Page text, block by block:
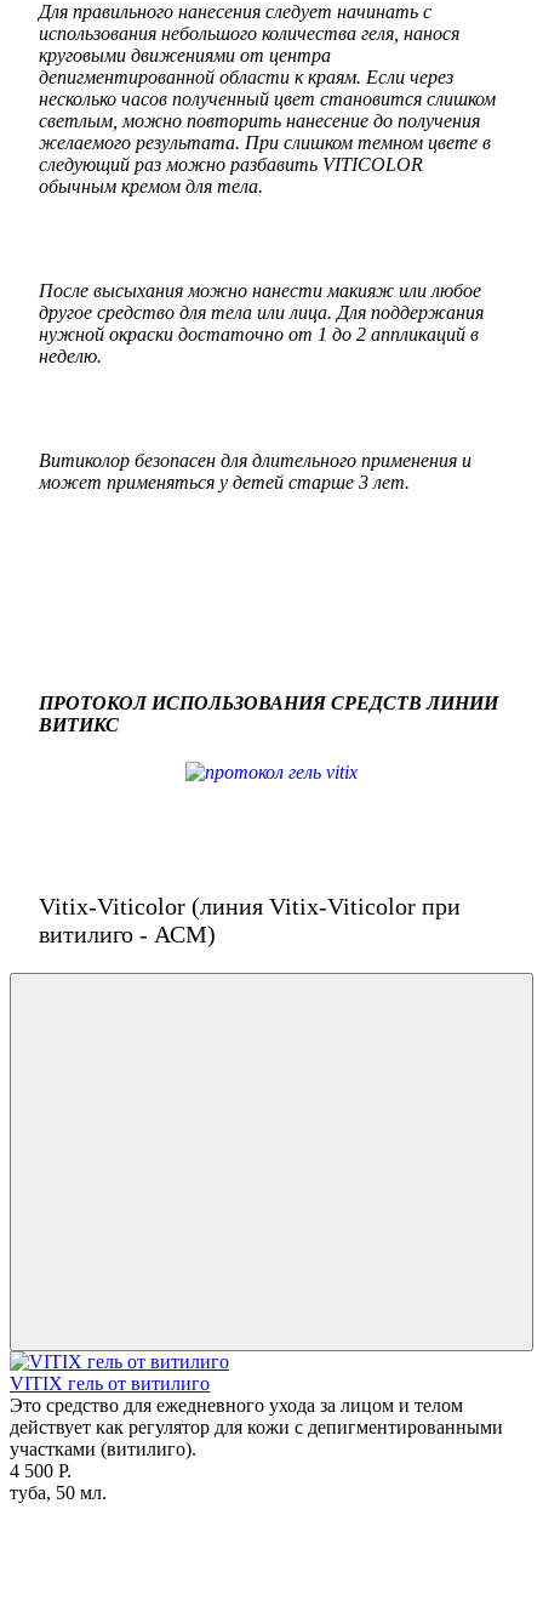
Для правильного нанесения следует начинать с
использования небольшого количества геля, нанося
круговыми движениями от центра
депигментированной области к краям. Если через
несколько часов полученный цвет становится слишком
светлым, можно повторить нанесение до получения
желаемого результата. При слишком темном цвете в
следующий раз можно разбавить VITICOLOR
обычным кремом для тела.
После высыхания можно нанести макияж или любое
другое средство для тела или лица. Для поддержания
нужной окраски достаточно от 1 до 2 аппликаций в
неделю.
Витиколор безопасен для длительного применения и
может применяться у детей старше 3 лет.
ПРОТОКОЛ ИСПОЛЬЗОВАНИЯ СРЕДСТВ ЛИНИИ
ВИТИКС
Vitix-Viticolor (линия Vitix-Viticolor при
витилиго - АСМ)
VITIX гель от витилиго
Это средство для ежедневного ухода за лицом и телом
действует как регулятор для кожи с депигментированными
участками (витилиго).
4 500 Р.
туба, 50 мл.